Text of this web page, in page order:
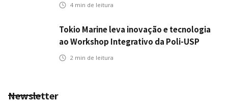
4 min de leitura
Tokio Marine leva inovação e tecnologia
ao Workshop Integrativo da Poli-USP
2 min de leitura
Newsletter